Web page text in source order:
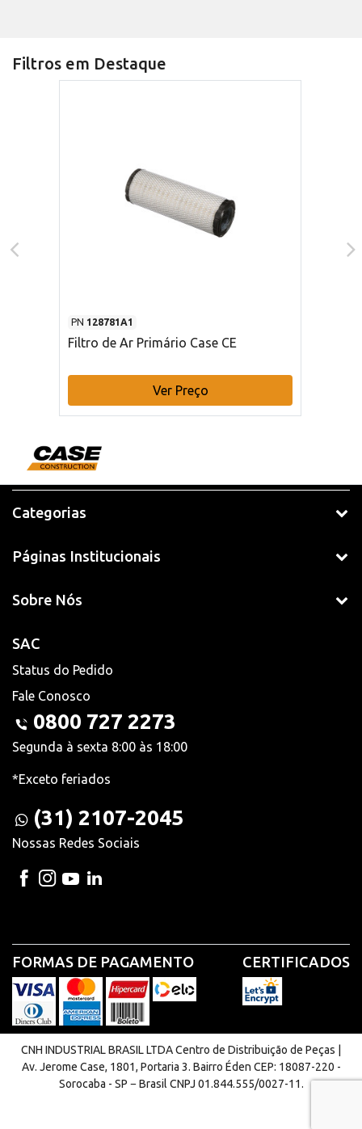
Filtros em Destaque
PN 128781A1
Filtro de Ar Primário Case CE
Ver Preço
Categorias
Páginas Institucionais
Sobre Nós
SAC
Status do Pedido
Fale Conosco
0800 727 2273
Segunda à sexta 8:00 às 18:00
*Exceto feriados
(31) 2107-2045
Nossas Redes Sociais
FORMAS DE PAGAMENTO CERTIFICADOS
CNH INDUSTRIAL BRASIL LTDA Centro de Distribuição de Peças |
Av. Jerome Case, 1801, Portaria 3. Bairro Éden CEP: 18087-220 -
Sorocaba - SP − Brasil CNPJ 01.844.555/0027-11.